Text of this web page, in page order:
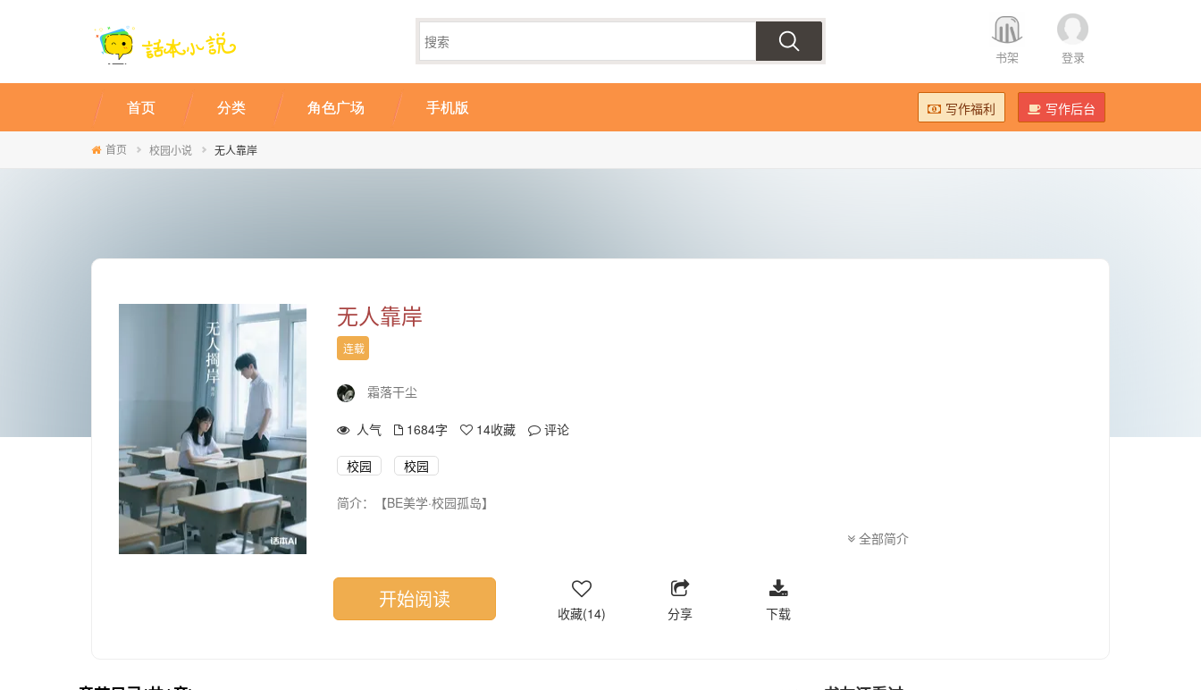
书架 登录
写作福利 写作后台
首页 分类 角色广场 手机版
首页 校园小说 无人靠岸
无人靠岸
连载
霜落干尘
人气 1684字 14收藏 评论
校园 校园
简介：【BE美学·校园孤岛】
课间她总独自坐在座位上，不是发呆，是在听旁人的谈笑——用极致的安静，躲避世间的纷扰。
同班的陈望，是温和疏离的旁观者。
全部简介
开始阅读
收藏(14) 分享 下载